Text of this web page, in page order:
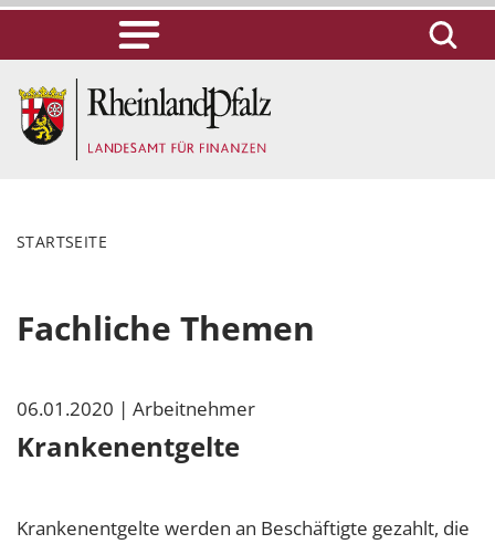
STARTSEITE
Fachliche Themen
06.01.2020 | Arbeitnehmer
Krankenentgelte
Krankenentgelte werden an Beschäftigte gezahlt, die